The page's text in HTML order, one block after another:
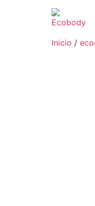
Inicio /